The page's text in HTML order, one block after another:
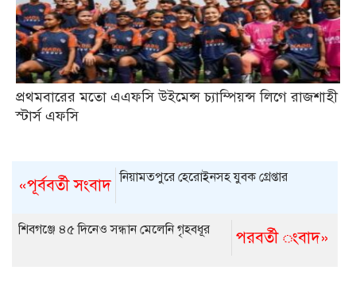
প্রথমবারের মতো এএফসি উইমেন্স চ্যাম্পিয়ন্স লিগে রাজশাহী
স্টার্স এফসি
«পূর্ববর্তী সংবাদ নিয়ামতপুরে হেরোইনসহ যুবক গ্রেপ্তার
পরবর্তী ংবাদ»
শিবগঞ্জে ৪৫ দিনেও সন্ধান মেলেনি গৃহবধূর